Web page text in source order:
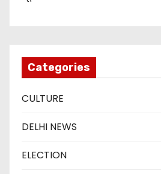
Categories
CULTURE
DELHI NEWS
ELECTION